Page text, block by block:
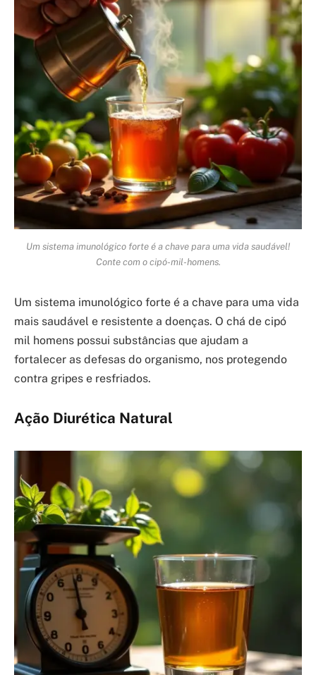
Um sistema imunológico forte é a chave para uma vida saudável!
Conte com o cipó-mil-homens.
Um sistema imunológico forte é a chave para uma vida
mais saudável e resistente a doenças. O chá de cipó
mil homens possui substâncias que ajudam a
fortalecer as defesas do organismo, nos protegendo
contra gripes e resfriados.
Ação Diurética Natural